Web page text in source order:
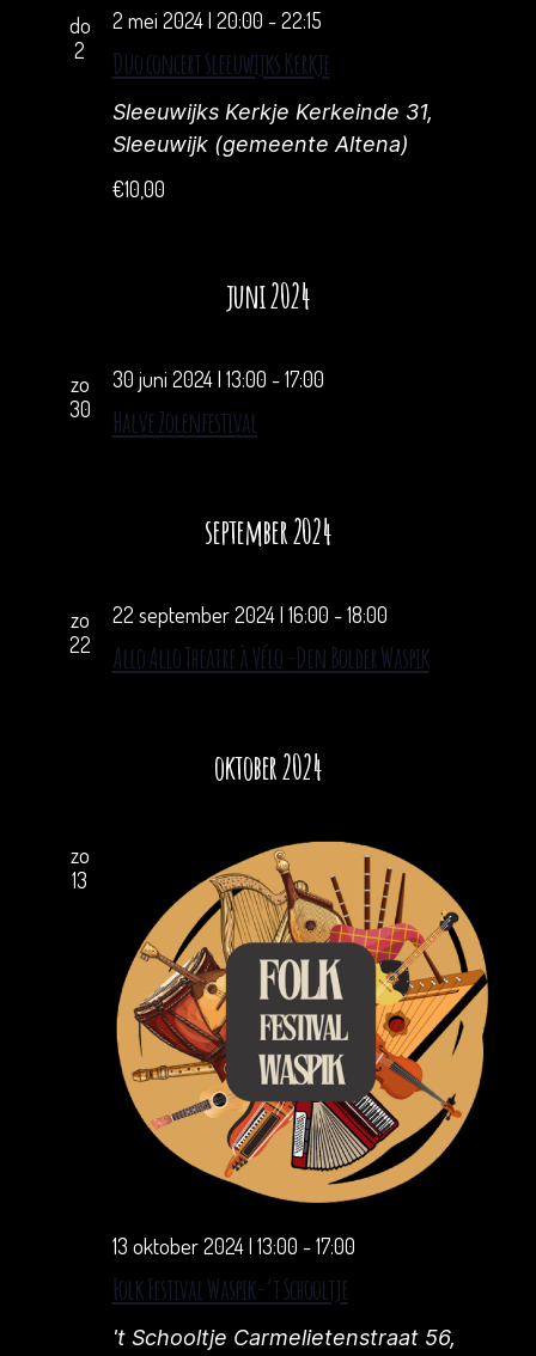
do
2
Duo concert Sleeuwijks Kerkje
2 mei 2024 | 20:00 -22:15
Sleeuwijks Kerkje Kerkeinde 31,
Sleeuwijk (gemeente Altena)
€10,00
juni 2024
zo
30
Halve Zolenfestival
30 juni 2024 | 13:00 -17:00
september 2024
zo
22
Allo Allo Theatre à Vélo -Den Bolder Waspik
22 september 2024 | 16:00 -18:00
oktober 2024
zo
13
Folk Festival Waspik-’t Schooltje
13 oktober 2024 | 13:00 -17:00
't Schooltje Carmelietenstraat 56,